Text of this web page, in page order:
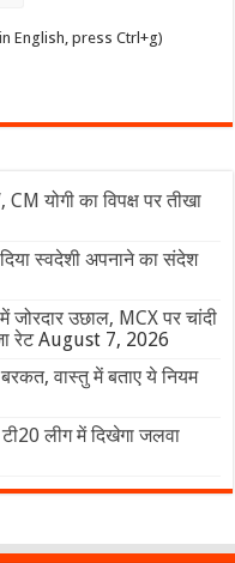
English, press Ctrl+g)
योगी का विपक्ष पर तीखा
स्वदेशी अपनाने का संदेश
उछाल, MCX पर चांदी
रेट August 7, 2026
वास्तु में बताए ये नियम
लीग में दिखेगा जलवा